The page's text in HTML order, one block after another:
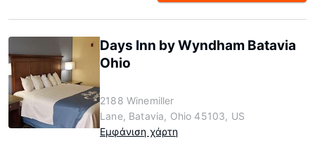
Days Inn by Wyndham Batavia
Ohio
2188 Winemiller
Lane, Batavia, Ohio 45103, US
Εμφάνιση χάρτη